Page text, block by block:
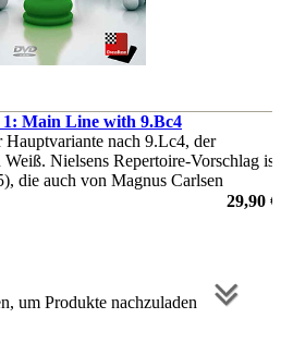
Main Line with 9.Bc4
Hauptvariante nach 9.Lc4, der
Nielsens Repertoire-Vorschlag ist
die auch von Magnus Carlsen
29,90 €
um Produkte nachzuladen